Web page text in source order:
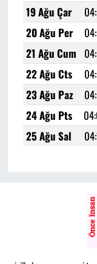
19 Ağu Çar
20 Ağu Per
21 Ağu Cum
22 Ağu Cts
23 Ağu Paz
24 Ağu Pts
25 Ağu Sal